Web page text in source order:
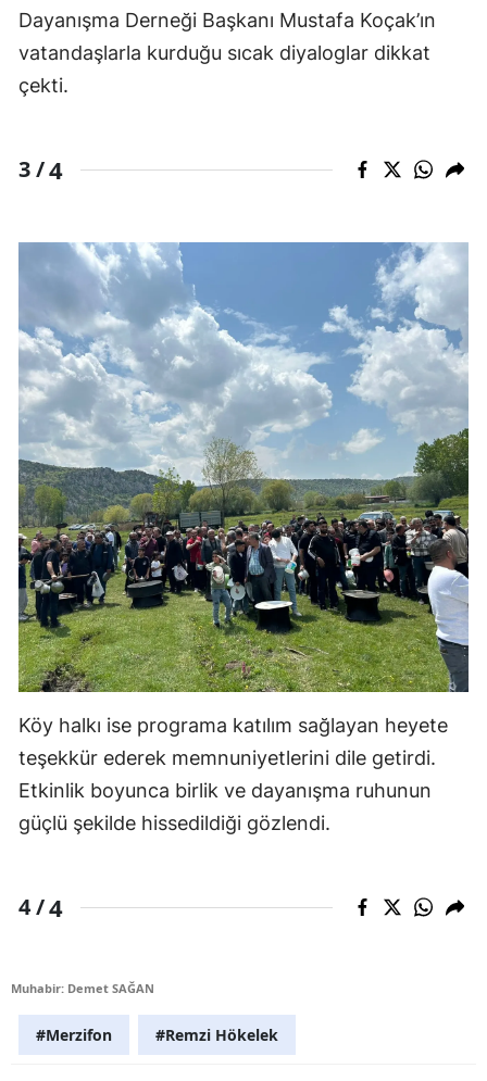
Dayanışma Derneği Başkanı Mustafa Koçak’ın
vatandaşlarla kurduğu sıcak diyaloglar dikkat
çekti.
3 /4
Köy halkı ise programa katılım sağlayan heyete
teşekkür ederek memnuniyetlerini dile getirdi.
Etkinlik boyunca birlik ve dayanışma ruhunun
güçlü şekilde hissedildiği gözlendi.
4 /4
Muhabir: Demet SAĞAN
#Merzifon #Remzi Hökelek